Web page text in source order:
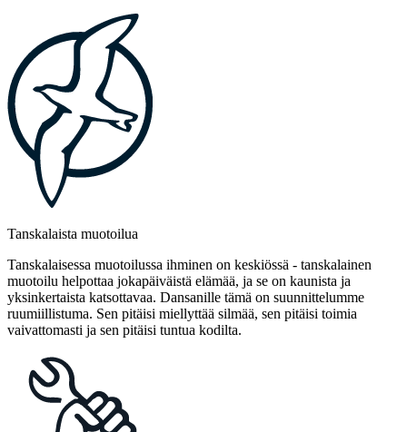
Tanskalaista muotoilua
Tanskalaisessa muotoilussa ihminen on keskiössä - tanskalainen
muotoilu helpottaa jokapäiväistä elämää, ja se on kaunista ja
yksinkertaista katsottavaa. Dansanille tämä on suunnittelumme
ruumiillistuma. Sen pitäisi miellyttää silmää, sen pitäisi toimia
vaivattomasti ja sen pitäisi tuntua kodilta.